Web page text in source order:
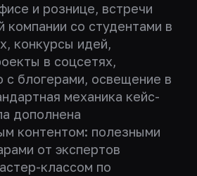
и рознице, встречи
компании со студентами в
конкурсы идей,
в соцсетях,
с блогерами, освещение в
механика кейс-
дополнена
контентом: полезными
от экспертов
классом по